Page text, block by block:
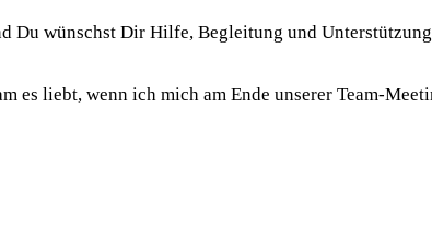
Du wünschst Dir Hilfe, Begleitung und
liebt, wenn ich mich am Ende unserer Team-